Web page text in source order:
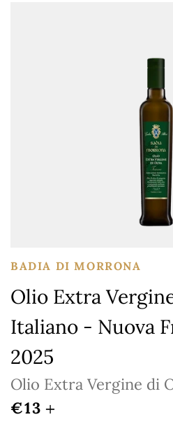
BADIA DI MORRONA
Olio Extra
Italiano - Nuova
2025
Olio Extra Vergine di
REGULAR PRICE
€13